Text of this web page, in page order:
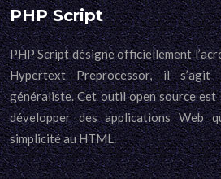
PHP Script
PHP Script désigne officiellement
Hypertext Preprocessor, il
généraliste. Cet outil open source est
développer des applications Web
simplicité au HTML.